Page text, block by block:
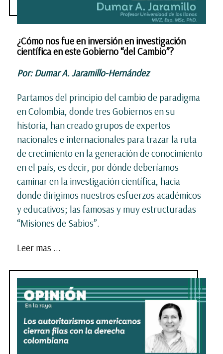
¿Cómo nos fue en inversión en investigación
científica en este Gobierno “del Cambio”?
Por: Dumar A. Jaramillo-Hernández
Partamos del principio del cambio de paradigma
en Colombia, donde tres Gobiernos en su
historia, han creado grupos de expertos
nacionales e internacionales para trazar la ruta
de crecimiento en la generación de conocimiento
en el país, es decir, por dónde deberíamos
caminar en la investigación científica, hacia
donde dirigimos nuestros esfuerzos académicos
y educativos; las famosas y muy estructuradas
“Misiones de Sabios”.
Leer mas ...